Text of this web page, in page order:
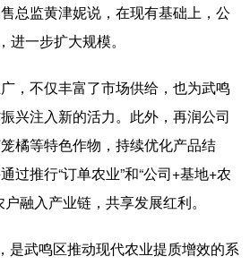
总监黄津妮说，在现有基础上，公
一步扩大规模。
不仅丰富了市场供给，也为武鸣
兴注入新的活力。此外，再润公司
橘等特色作物，持续优化产品结
过推行“订单农业”和“公司+基地+农
融入产业链，共享发展红利。
武鸣区推动现代农业提质增效的系